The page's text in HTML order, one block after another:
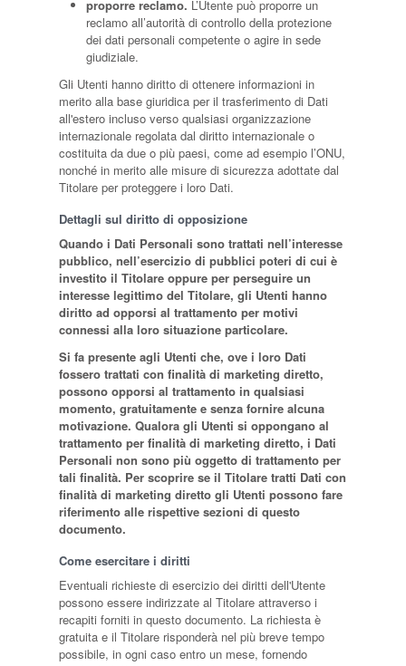
proporre reclamo. L’Utente può proporre un
reclamo all’autorità di controllo della protezione
dei dati personali competente o agire in sede
giudiziale.
Gli Utenti hanno diritto di ottenere informazioni in
merito alla base giuridica per il trasferimento di Dati
all'estero incluso verso qualsiasi organizzazione
internazionale regolata dal diritto internazionale o
costituita da due o più paesi, come ad esempio l’ONU,
nonché in merito alle misure di sicurezza adottate dal
Titolare per proteggere i loro Dati.
Dettagli sul diritto di opposizione
Quando i Dati Personali sono trattati nell’interesse
pubblico, nell’esercizio di pubblici poteri di cui è
investito il Titolare oppure per perseguire un
interesse legittimo del Titolare, gli Utenti hanno
diritto ad opporsi al trattamento per motivi
connessi alla loro situazione particolare.
Si fa presente agli Utenti che, ove i loro Dati
fossero trattati con finalità di marketing diretto,
possono opporsi al trattamento in qualsiasi
momento, gratuitamente e senza fornire alcuna
motivazione. Qualora gli Utenti si oppongano al
trattamento per finalità di marketing diretto, i Dati
Personali non sono più oggetto di trattamento per
tali finalità. Per scoprire se il Titolare tratti Dati con
finalità di marketing diretto gli Utenti possono fare
riferimento alle rispettive sezioni di questo
documento.
Come esercitare i diritti
Eventuali richieste di esercizio dei diritti dell'Utente
possono essere indirizzate al Titolare attraverso i
recapiti forniti in questo documento. La richiesta è
gratuita e il Titolare risponderà nel più breve tempo
possibile, in ogni caso entro un mese, fornendo